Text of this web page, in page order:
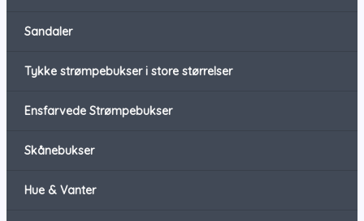
Sandaler
Tykke strømpebukser i store størrelser
Ensfarvede Strømpebukser
Skånebukser
Hue & Vanter